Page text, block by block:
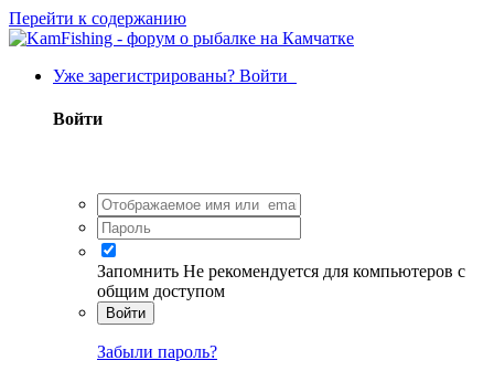
Перейти к содержанию
Уже зарегистрированы? Войти
Войти
Запомнить Не рекомендуется для компьютеров с
общим доступом
Войти
Забыли пароль?